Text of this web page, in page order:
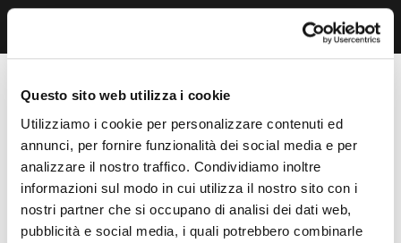
Questo sito web utilizza i cookie
Utilizziamo i cookie per personalizzare contenuti ed
annunci, per fornire funzionalità dei social media e per
analizzare il nostro traffico. Condividiamo inoltre
informazioni sul modo in cui utilizza il nostro sito con i
nostri partner che si occupano di analisi dei dati web,
pubblicità e social media, i quali potrebbero combinarle